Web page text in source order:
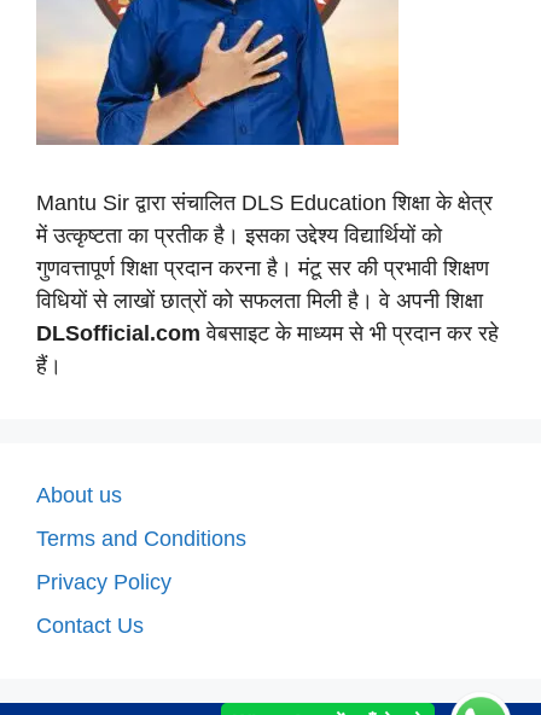
Mantu Sir द्वारा संचालित DLS Education शिक्षा के क्षेत्र
में उत्कृष्टता का प्रतीक है। इसका उद्देश्य विद्यार्थियों को
गुणवत्तापूर्ण शिक्षा प्रदान करना है। मंटू सर की प्रभावी शिक्षण
विधियों से लाखों छात्रों को सफलता मिली है। वे अपनी शिक्षा
DLSofficial.com वेबसाइट के माध्यम से भी प्रदान कर रहे
हैं।
About us
Terms and Conditions
Privacy Policy
Contact Us